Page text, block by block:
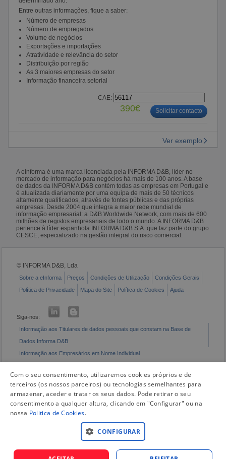
Entre outras informações, fique a saber:
Número de empresas
Número de empregados
Volume de negócios
Exportações e importações
Atratividade e relevância do setor
Distribuição por região
As 3 maiores empresas do setor
Informação financeira setorial
CAE:
390€ Solicitar contacto
Ver exemplo
A eInforma é uma marca licenciada pela INFORMA D&B, líder no
mercado de informação para negócios há mais de 100 anos. A base
de dados da INFORMA D&B contém todas as empresas em Portugal e
é atualizada diariamente por uma equipa de mais de 50 técnicos
altamente qualificados, através de fontes públicas e das próprias
empresas. Desde 2004 que integra a maior rede mundial de
informação empresarial: a D&B Worldwide Network, com mais de 600
milhões de registos empresariais de todo o mundo. A INFORMA D&B
pertence à líder espanhola INFORMA D&B S.A. que faz parte do grupo
CESCE, especializado na gestão integral do risco comercial.
© INFORMA D&B, Lda
Sobre a eInforma Preços Condições de Utilização
Condições Gerais
Política de Privacidade
Mapa do Site Política de Cookies Ajuda
Siga-nos:
Informação aos Titulares de dados pessoais que constam na Base de
Dados Informa D&B
Informação aos Empresários em Nome Individual
Com o seu consentimento, utilizaremos cookies próprios e de
terceiros (os nossos parceiros) ou tecnologias semelhantes para
armazenar, aceder e tratar os seus dados. Pode retirar o seu
consentimento a qualquer altura, clicando em "Configurar" ou na
nossa Politica de Cookies.
CONFIGURAR